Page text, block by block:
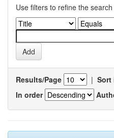
Use filters to refine the
Results/Page | Sort
In order